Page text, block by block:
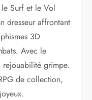
Surf et le Vol
dresseur affrontant
3D
Avec le
grimpe.
de collection,